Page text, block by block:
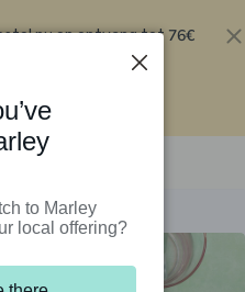
nu en ontvang tot 76€
to Marley
local offering?